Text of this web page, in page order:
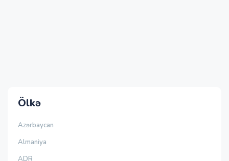
Ölkə
Azərbaycan
Almaniya
ADR